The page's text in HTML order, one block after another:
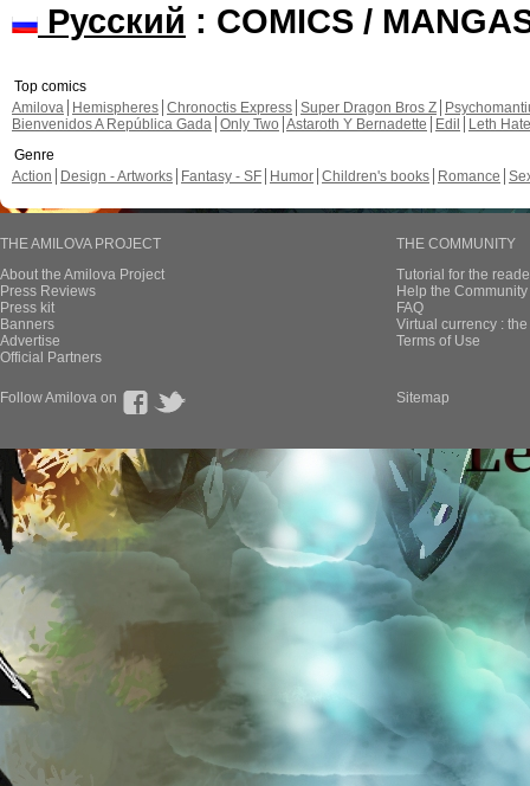
Русский : COMICS /
Top comics
Amilova
Hemispheres Chronoctis Express Super Dragon Bros Z
Bienvenidos A República Gada Only Two Astaroth Y Bernadette Edil
Leth Hate
Genre
Action
Design - Artworks Fantasy - SF Humor Children's books Romance
THE AMILOVA PROJECT
About the Amilova Project
Press Reviews
Press kit
Banners
Advertise
Official Partners
THE COMMUNITY
Tutorial for the
Help the
FAQ
Virtual currency :
Terms of Use
Follow Amilova on Sitemap